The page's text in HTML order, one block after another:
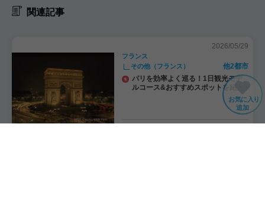
お気に入り
追加
関連記事
2026/05/29
フランス
その他（フランス）
他2都市
パリを効率よく巡る！1日観光モデ
ルコース&おすすめスポットを紹介